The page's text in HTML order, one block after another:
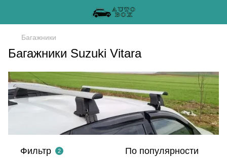
Багажники
Багажники Suzuki Vitara
Фильтр 2 По популярности